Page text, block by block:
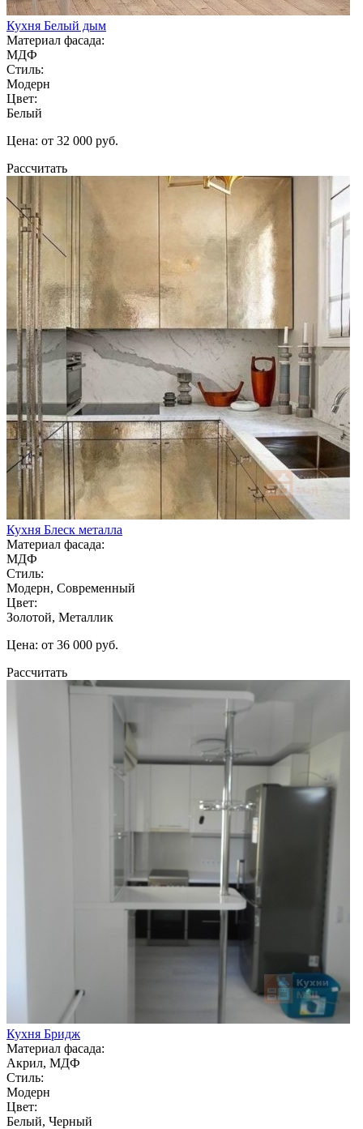
Кухня Белый дым
Материал фасада:
МДФ
Стиль:
Модерн
Цвет:
Белый
Цена: от 32 000 руб.
Рассчитать
Кухня Блеск металла
Материал фасада:
МДФ
Стиль:
Модерн, Современный
Цвет:
Золотой, Металлик
Цена: от 36 000 руб.
Рассчитать
Кухня Бридж
Материал фасада:
Акрил, МДФ
Стиль:
Модерн
Цвет:
Белый, Черный